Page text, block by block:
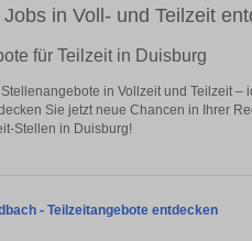
in Voll- und Teilzeit
für Teilzeit in Duisburg
in Vollzeit und Teilzeit –
Sie jetzt neue Chancen in Ihrer
Stellen in Duisburg!
- Teilzeitangebote entdecken